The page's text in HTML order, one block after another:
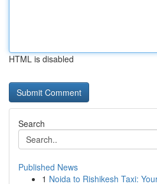
HTML is disabled
Search
Published News
1 Noida to Rishikesh Taxi: